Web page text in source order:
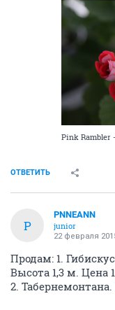
Pink Rambler
ОТВЕТИТЬ
P
PNNEANN
junior
22 февраля
Продам: 1.
Высота 1,3 м. Цена
2.